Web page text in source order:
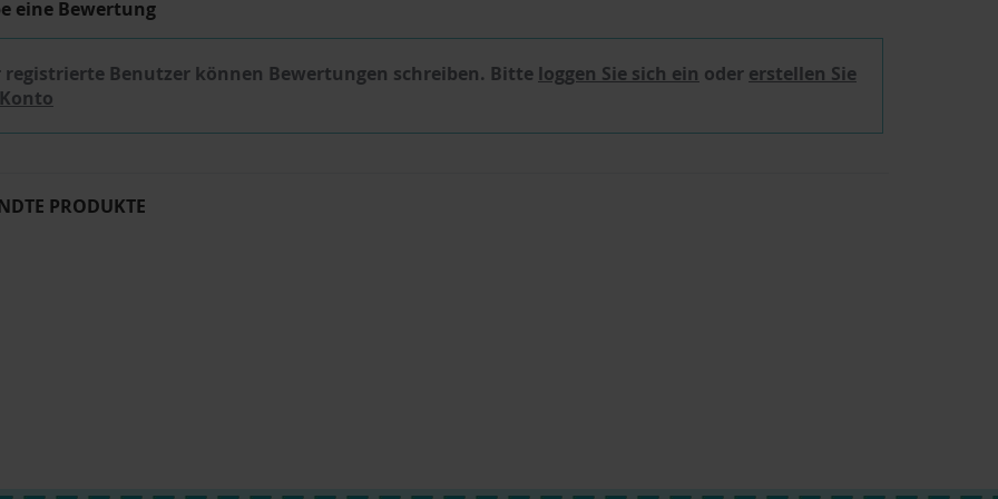
eine Bewertung
registrierte Benutzer können Bewertungen schreiben. Bitte loggen Sie sich ein oder erstellen Sie
PRODUKTE